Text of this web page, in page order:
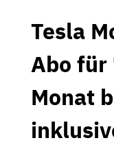
Tesla
Abo für
Monat